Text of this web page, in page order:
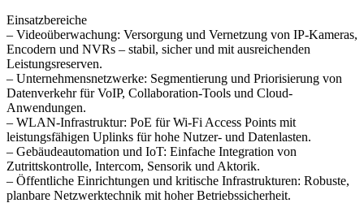
Einsatzbereiche
– Videoüberwachung: Versorgung und Vernetzung von IP-Kameras,
Encodern und NVRs – stabil, sicher und mit ausreichenden
Leistungsreserven.
– Unternehmensnetzwerke: Segmentierung und Priorisierung von
Datenverkehr für VoIP, Collaboration-Tools und Cloud-
Anwendungen.
– WLAN-Infrastruktur: PoE für Wi-Fi Access Points mit
leistungsfähigen Uplinks für hohe Nutzer- und Datenlasten.
– Gebäudeautomation und IoT: Einfache Integration von
Zutrittskontrolle, Intercom, Sensorik und Aktorik.
– Öffentliche Einrichtungen und kritische Infrastrukturen: Robuste,
planbare Netzwerktechnik mit hoher Betriebssicherheit.